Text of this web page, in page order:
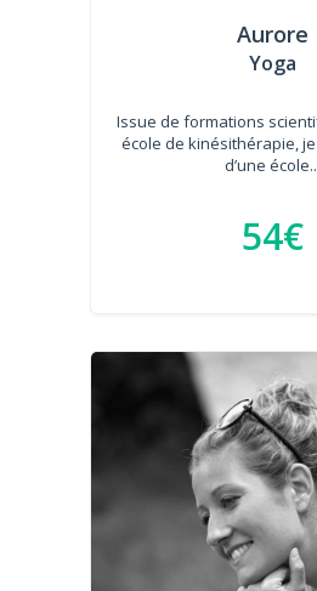
Aurore
Yoga
Issue de formations
école de kinésithérapie,
d’une
54€